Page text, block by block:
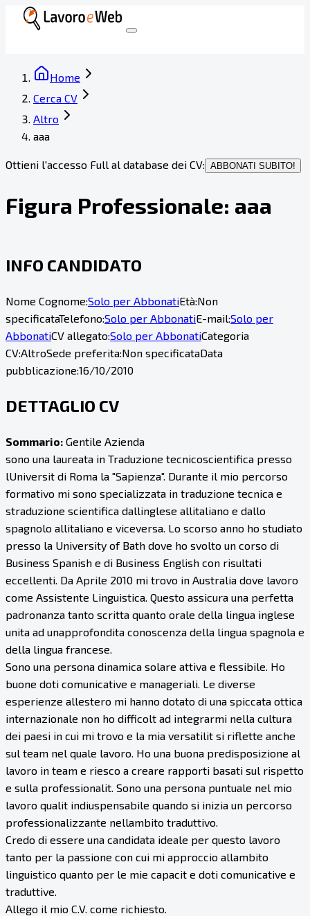
Home
Cerca CV
Altro
aaa
Ottieni l'accesso Full al database dei CV: ABBONATI SUBITO!
Figura Professionale: aaa
INFO CANDIDATO
Nome Cognome:Solo per AbbonatiEtà:Non
specificataTelefono:Solo per AbbonatiE-mail:Solo per
AbbonatiCV allegato:Solo per AbbonatiCategoria
CV:AltroSede preferita:Non specificataData
pubblicazione:16/10/2010
DETTAGLIO CV
Sommario: Gentile Azienda
sono una laureata in Traduzione tecnicoscientifica presso
lUniversit di Roma la "Sapienza". Durante il mio percorso
formativo mi sono specializzata in traduzione tecnica e
straduzione scientifica dallinglese allitaliano e dallo
spagnolo allitaliano e viceversa. Lo scorso anno ho studiato
presso la University of Bath dove ho svolto un corso di
Business Spanish e di Business English con risultati
eccellenti. Da Aprile 2010 mi trovo in Australia dove lavoro
come Assistente Linguistica. Questo assicura una perfetta
padronanza tanto scritta quanto orale della lingua inglese
unita ad unapprofondita conoscenza della lingua spagnola e
della lingua francese.
Sono una persona dinamica solare attiva e flessibile. Ho
buone doti comunicative e manageriali. Le diverse
esperienze allestero mi hanno dotato di una spiccata ottica
internazionale non ho difficolt ad integrarmi nella cultura
dei paesi in cui mi trovo e la mia versatilit si riflette anche
sul team nel quale lavoro. Ho una buona predisposizione al
lavoro in team e riesco a creare rapporti basati sul rispetto
e sulla professionalit. Sono una persona puntuale nel mio
lavoro qualit indiuspensabile quando si inizia un percorso
professionalizzante nellambito traduttivo.
Credo di essere una candidata ideale per questo lavoro
tanto per la passione con cui mi approccio allambito
linguistico quanto per le mie capacit e doti comunicative e
traduttive.
Allego il mio C.V. come richiesto.